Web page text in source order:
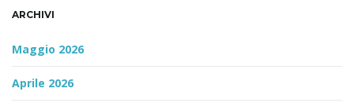
ARCHIVI
Maggio 2026
Aprile 2026